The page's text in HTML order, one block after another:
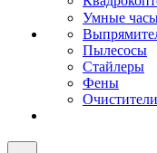
Умные
Пылесосы
Стайлеры
Фены
Очистители